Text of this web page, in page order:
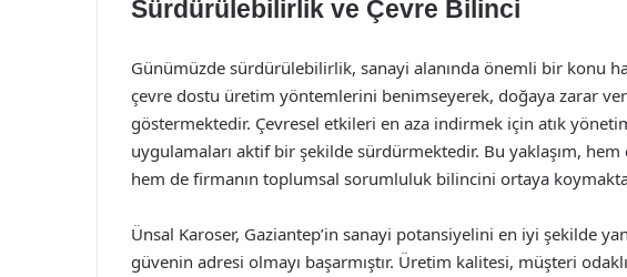
Sürdürülebilirlik ve Çevre Bilinci
Günümüzde sürdürülebilirlik, sanayi alanında önemli bir konu
çevre dostu üretim yöntemlerini benimseyerek, doğaya zarar
göstermektedir. Çevresel etkileri en aza indirmek için atık
uygulamaları aktif bir şekilde sürdürmektedir. Bu yaklaşım, hem
hem de firmanın toplumsal sorumluluk bilincini ortaya
Ünsal Karoser, Gaziantep’in sanayi potansiyelini en iyi şekilde
güvenin adresi olmayı başarmıştır. Üretim kalitesi, müşteri